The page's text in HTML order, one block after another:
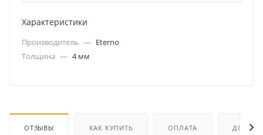
Характеристики
Производитель — Eterno
Толщина — 4 мм
ОТЗЫВЫ КАК КУПИТЬ ОПЛАТА